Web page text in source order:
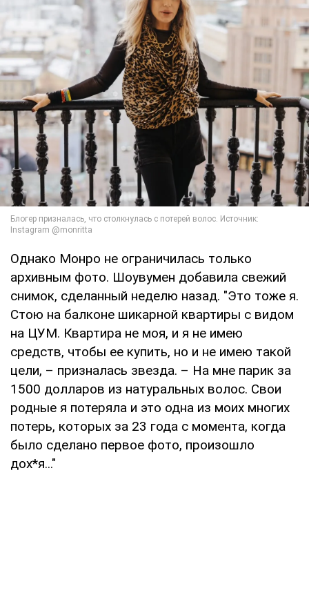
Однако Монро не ограничилась только
архивным фото. Шоувумен добавила свежий
снимок, сделанный неделю назад. "Это тоже я.
Стою на балконе шикарной квартиры с видом
на ЦУМ. Квартира не моя, и я не имею
средств, чтобы ее купить, но и не имею такой
цели, – призналась звезда. – На мне парик за
1500 долларов из натуральных волос. Свои
родные я потеряла и это одна из моих многих
потерь, которых за 23 года с момента, когда
было сделано первое фото, произошло
дох*я..."